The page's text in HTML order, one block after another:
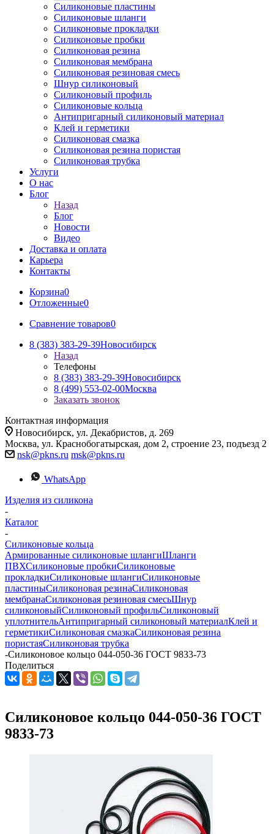
Силиконовые пластины
Силиконовые шланги
Силиконовые прокладки
Силиконовые пробки
Силиконовая резина
Силиконовая мембрана
Силиконовая резиновая смесь
Шнур силиконовый
Силиконовый профиль
Силиконовые кольца
Антипригарный силиконовый материал
Клей и герметики
Силиконовая смазка
Силиконовая резина пористая
Силиконовая трубка
Услуги
О нас
Блог
Назад
Блог
Новости
Видео
Доставка и оплата
Карьера
Контакты
Корзина0
Отложенные0
Сравнение товаров0
8 (383) 383-29-39Новосибирск
Назад
Телефоны
8 (383) 383-29-39Новосибирск
8 (499) 553-02-00Москва
Заказать звонок
Контактная информация
Новосибирск, ул. Декабристов, д. 269
Москва, ул. Краснобогатырская, дом 2, строение 23, подъезд 2
nsk@pkns.ru msk@pkns.ru
WhatsApp
Изделия из силикона
-
Каталог
-
Силиконовые кольца
Армированные силиконовые шлангиШланги
ПВХСиликоновые пробкиСиликоновые
прокладкиСиликоновые шлангиСиликоновые
пластиныСиликоновая резинаСиликоновая
мембранаСиликоновая резиновая смесьШнур
силиконовыйСиликоновый профильСиликоновый
уплотнительАнтипригарный силиконовый материалКлей и
герметикиСиликоновая смазкаСиликоновая резина
пористаяСиликоновая трубка
-Силиконовое кольцо 044-050-36 ГОСТ 9833-73
Поделиться
Силиконовое кольцо 044-050-36 ГОСТ
9833-73